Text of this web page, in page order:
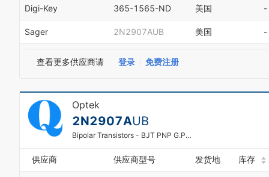
Digi-Key 365-1565-ND 美国 -
Sager 2N2907AUB 美国 -
查看更多供应商请 登录 免费注册
Optek
2N2907AUB
Bipolar Transistors - BJT PNP G.P. Transistor 3 Pin
供应商 供应商型号 发货地 库存
2
3
5
6
7
9